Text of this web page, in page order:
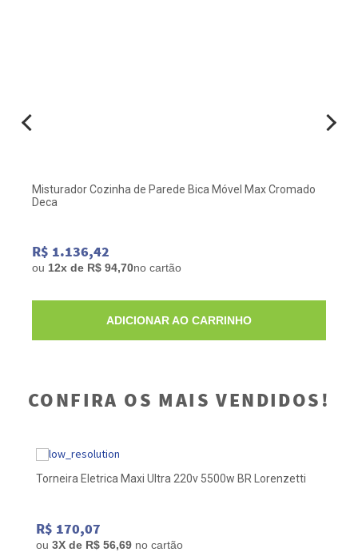
Misturador Cozinha de Parede Bica Móvel Max Cromado
Deca
R$ 1.136,42
ou 12x de R$ 94,70no cartão
ADICIONAR AO CARRINHO
CONFIRA OS MAIS VENDIDOS!
Torneira Eletrica Maxi Ultra 220v 5500w BR Lorenzetti
R$ 170,07
ou 3X de R$ 56,69 no cartão